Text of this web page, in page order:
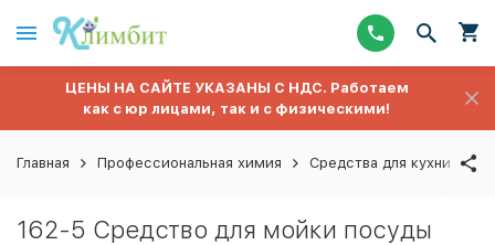
ЦЕНЫ НА САЙТЕ УКАЗАНЫ С НДС. Работаем
как с юр лицами, так и с физическими!
Главная Профессиональная химия Средства для кухни
162-5 Средство для мойки посуды